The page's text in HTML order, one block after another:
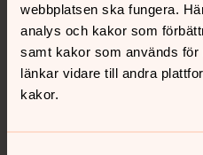
webbplatsen ska fungera.
analys och kakor som
samt kakor som används
länkar vidare till andra
kakor.
Kontakt